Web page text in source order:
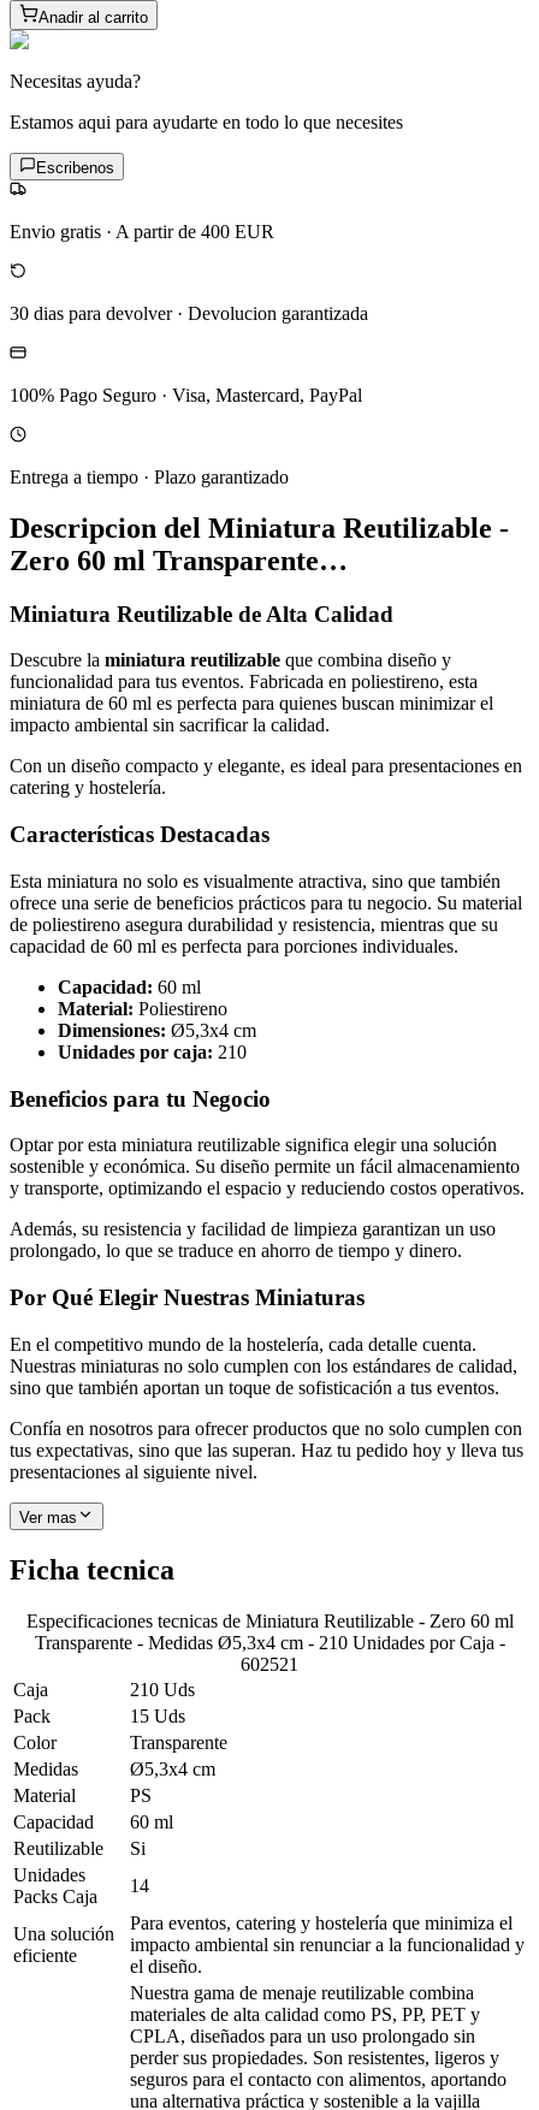
Anadir al carrito
Necesitas ayuda?
Estamos aqui para ayudarte en todo lo que necesites
Escribenos
Envio gratis · A partir de 400 EUR
30 dias para devolver· Devolucion garantizada
100% Pago Seguro · Visa, Mastercard, PayPal
Entrega a tiempo · Plazo garantizado
Descripcion del Miniatura Reutilizable -
Zero 60 ml Transparente…
Miniatura Reutilizable de Alta Calidad
Descubre la miniatura reutilizable que combina diseño y
funcionalidad para tus eventos. Fabricada en poliestireno, esta
miniatura de 60 ml es perfecta para quienes buscan minimizar el
impacto ambiental sin sacrificar la calidad.
Con un diseño compacto y elegante, es ideal para presentaciones en
catering y hostelería.
Características Destacadas
Esta miniatura no solo es visualmente atractiva, sino que también
ofrece una serie de beneficios prácticos para tu negocio. Su material
de poliestireno asegura durabilidad y resistencia, mientras que su
capacidad de 60 ml es perfecta para porciones individuales.
Capacidad: 60 ml
Material: Poliestireno
Dimensiones: Ø5,3x4 cm
Unidades por caja: 210
Beneficios para tu Negocio
Optar por esta miniatura reutilizable significa elegir una solución
sostenible y económica. Su diseño permite un fácil almacenamiento
y transporte, optimizando el espacio y reduciendo costos operativos.
Además, su resistencia y facilidad de limpieza garantizan un uso
prolongado, lo que se traduce en ahorro de tiempo y dinero.
Por Qué Elegir Nuestras Miniaturas
En el competitivo mundo de la hostelería, cada detalle cuenta.
Nuestras miniaturas no solo cumplen con los estándares de calidad,
sino que también aportan un toque de sofisticación a tus eventos.
Confía en nosotros para ofrecer productos que no solo cumplen con
tus expectativas, sino que las superan. Haz tu pedido hoy y lleva tus
presentaciones al siguiente nivel.
Ver mas
Ficha tecnica
Especificaciones tecnicas de Miniatura Reutilizable - Zero 60 ml
Transparente - Medidas Ø5,3x4 cm - 210 Unidades por Caja -
602521
Caja
210 Uds
Pack
15 Uds
Color
Transparente
Medidas
Ø5,3x4 cm
Material
PS
Capacidad
60 ml
Reutilizable
Si
Unidades
Packs Caja
14
Una solución
eficiente
Para eventos, catering y hostelería que minimiza el
impacto ambiental sin renunciar a la funcionalidad y
el diseño.
Nuestra gama de menaje reutilizable combina
materiales de alta calidad como PS, PP, PET y
CPLA, diseñados para un uso prolongado sin
perder sus propiedades. Son resistentes, ligeros y
seguros para el contacto con alimentos, aportando
una alternativa práctica y sostenible a la vajilla